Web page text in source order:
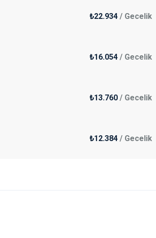
₺22.934 / Gecelik
₺16.054 / Gecelik
₺13.760 / Gecelik
₺12.384 / Gecelik